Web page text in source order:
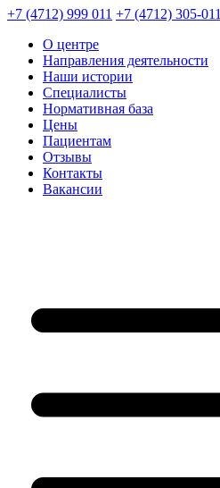
+7 (4712) 999 011 +7 (4712) 305-011
О центре
Направления деятельности
Наши истории
Специалисты
Нормативная база
Цены
Пациентам
Отзывы
Контакты
Вакансии